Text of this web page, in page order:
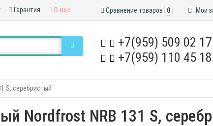
Гарантия О нас Мои
Сравнение товаров 0
+7(959) 509 02 17
+7(959) 110 45 18
S, серебристый
Nordfrost NRB 131 S,